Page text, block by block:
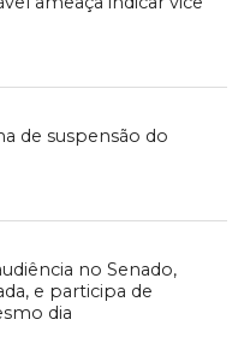
de suspensão do
no Senado,
e participa de
dia